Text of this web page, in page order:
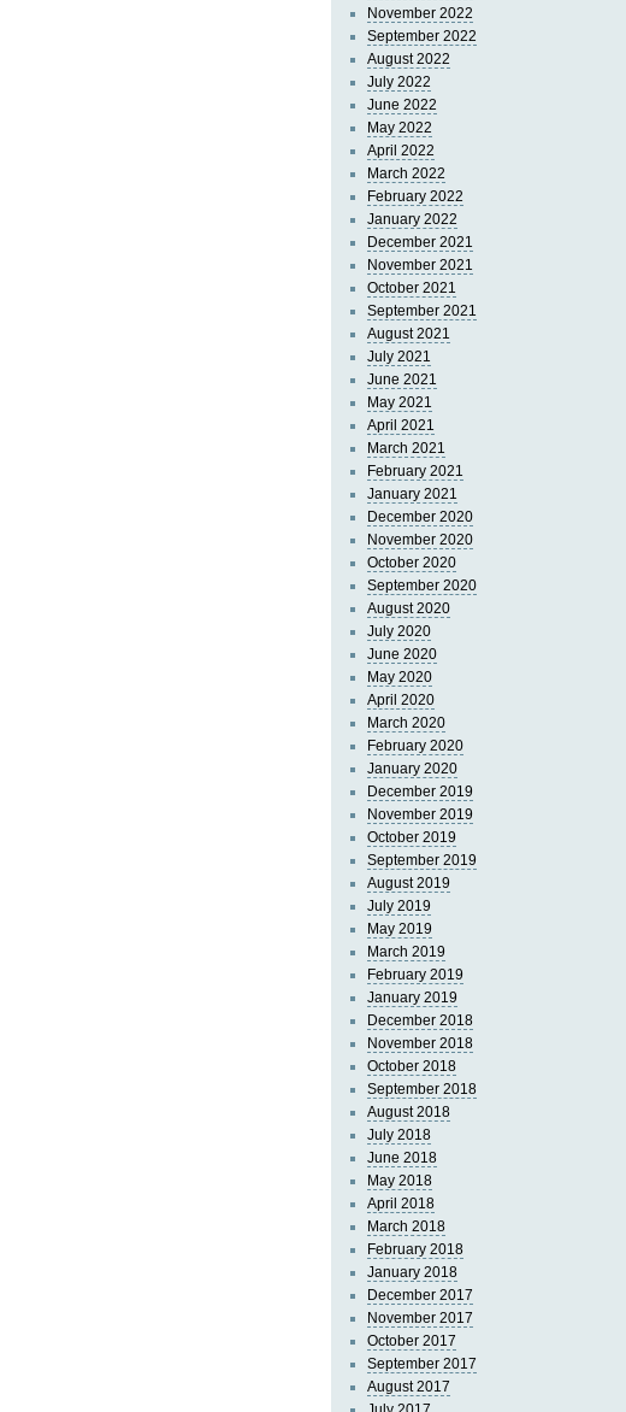
November 2022
September 2022
August 2022
July 2022
June 2022
May 2022
April 2022
March 2022
February 2022
January 2022
December 2021
November 2021
October 2021
September 2021
August 2021
July 2021
June 2021
May 2021
April 2021
March 2021
February 2021
January 2021
December 2020
November 2020
October 2020
September 2020
August 2020
July 2020
June 2020
May 2020
April 2020
March 2020
February 2020
January 2020
December 2019
November 2019
October 2019
September 2019
August 2019
July 2019
May 2019
March 2019
February 2019
January 2019
December 2018
November 2018
October 2018
September 2018
August 2018
July 2018
June 2018
May 2018
April 2018
March 2018
February 2018
January 2018
December 2017
November 2017
October 2017
September 2017
August 2017